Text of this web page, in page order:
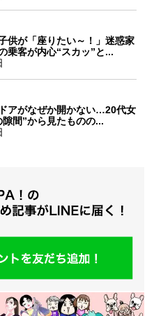
供が「座りたい～！」迷惑家
乗客が内心“スカッ”と...
アがなぜか開かない…20代女
間”から見たものの...